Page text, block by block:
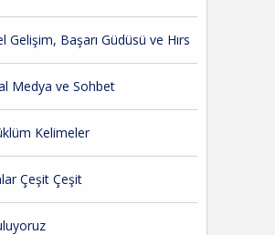
Gelişim, Başarı Güdüsü ve Hırs
Medya ve Sohbet
Kelimeler
Çeşit Çeşit